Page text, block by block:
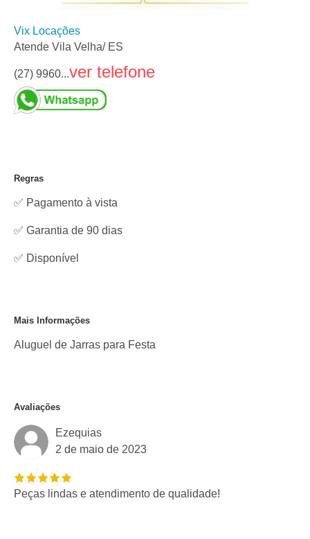
Vix Locações
Atende Vila Velha/ ES
(27) 9960...ver telefone
Regras
✅ Pagamento à vista
✅ Garantia de 90 dias
✅ Disponível
Mais Informações
Aluguel de Jarras para Festa
Avaliações
Ezequias
2 de maio de 2023
Peças lindas e atendimento de qualidade!